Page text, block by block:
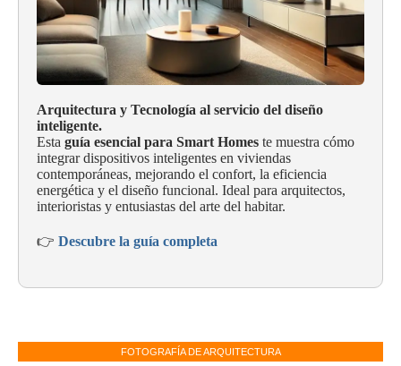
Arquitectura y Tecnología al servicio del diseño
inteligente.
Esta guía esencial para Smart Homes te muestra cómo
integrar dispositivos inteligentes en viviendas
contemporáneas, mejorando el confort, la eficiencia
energética y el diseño funcional. Ideal para arquitectos,
interioristas y entusiastas del arte del habitar.
👉 Descubre la guía completa
FOTOGRAFÍA DE ARQUITECTURA